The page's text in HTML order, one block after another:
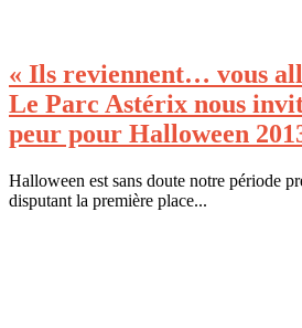
« Ils reviennent… vous
Le Parc Astérix nous
peur pour Halloween
Halloween est sans doute notre période
disputant la première place...